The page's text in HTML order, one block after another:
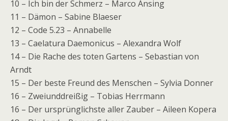
10 – Ich bin der Schmerz – Marco Ansing
11 – Dämon – Sabine Blaeser
12 – Code 5.23 – Annabelle
13 – Caelatura Daemonicus – Alexandra Wolf
14 – Die Rache des toten Gartens – Sebastian von
Arndt
15 – Der beste Freund des Menschen – Sylvia Donner
16 – Zweiunddreißig – Tobias Herrmann
16 – Der ursprünglichste aller Zauber – Aileen Kopera